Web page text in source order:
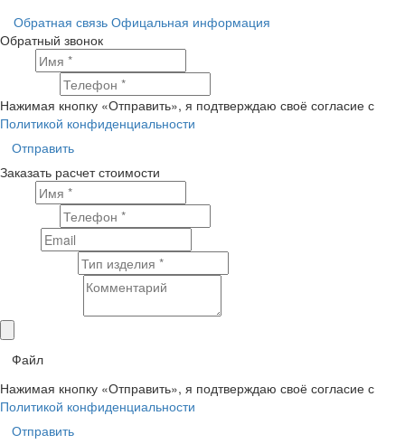
Обратная связь Офицальная информация
Обратный звонок
Нажимая кнопку «Отправить», я подтверждаю своё согласие с
Политикой конфиденциальности
Отправить
Заказать расчет стоимости
Файл
Нажимая кнопку «Отправить», я подтверждаю своё согласие с
Политикой конфиденциальности
Отправить